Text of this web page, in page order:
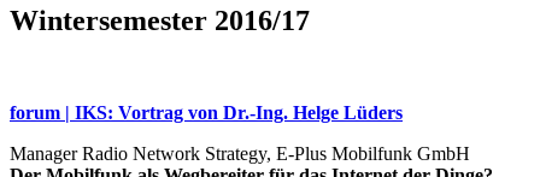
Wintersemester 2016/17
forum | IKS: Vortrag von Dr.-Ing. Helge Lüders
Manager Radio Network Strategy, E‐Plus Mobilfunk GmbH